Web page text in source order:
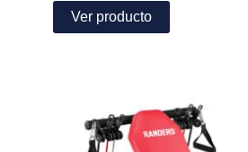
Ver producto